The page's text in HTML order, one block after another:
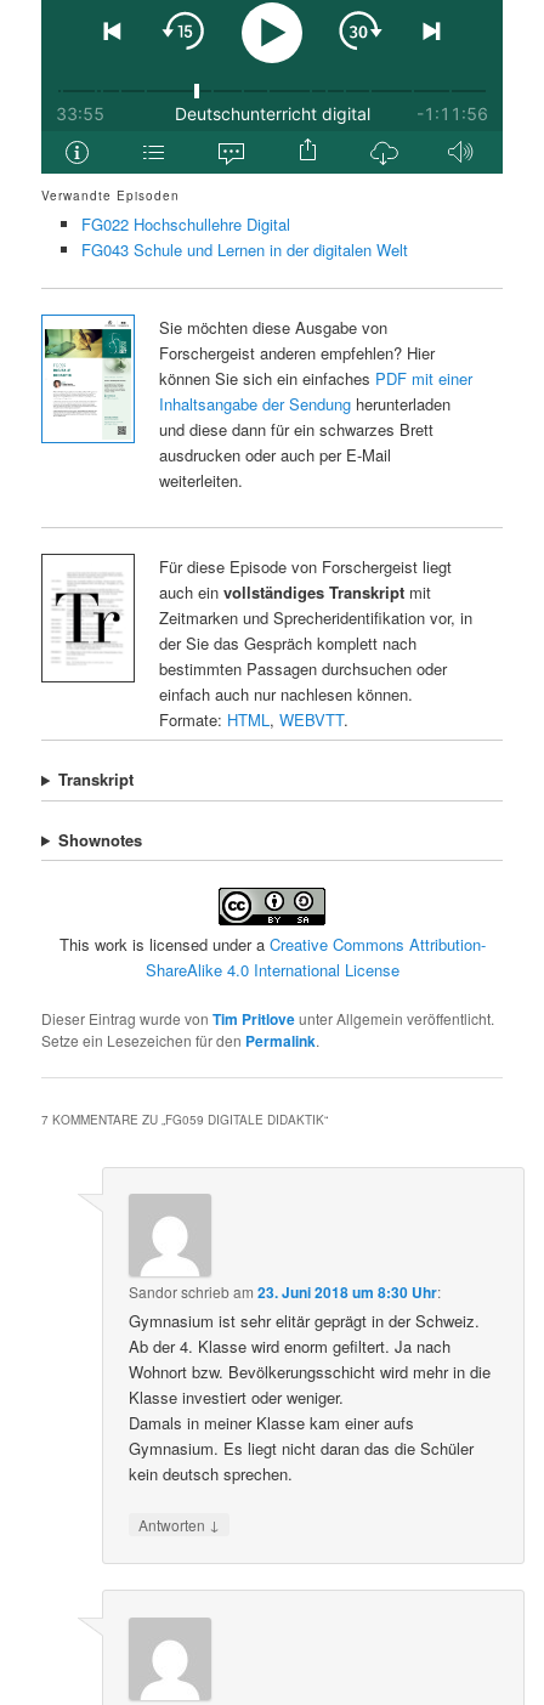
Verwandte Episoden
FG022 Hochschullehre Digital
FG043 Schule und Lernen in der digitalen Welt
Sie möchten diese Ausgabe von
Forschergeist anderen empfehlen? Hier
können Sie sich ein einfaches PDF mit einer
Inhaltsangabe der Sendungherunterladen
und diese dann für ein schwarzes Brett
ausdrucken oder auch per E-Mail
weiterleiten.
Für diese Episode von Forschergeist liegt
auch ein vollständiges Transkriptmit
Zeitmarken und Sprecheridentifikation vor, in
der Sie das Gespräch komplett nach
bestimmten Passagen durchsuchen oder
einfach auch nur nachlesen können.
Formate: HTML , WEBVTT.
Transkript
Shownotes
This work is licensed under a Creative Commons Attribution-
ShareAlike 4.0 International License
Dieser Eintrag wurde vonTim Pritloveunter Allgemein veröffentlicht.
Setze ein Lesezeichen für den Permalink.
7 KOMMENTARE ZU „FG059 DIGITALE DIDAKTIK“
Sandorschriebam23. Juni 2018 um 8:30 Uhr:
Gymnasium ist sehr elitär geprägt in der Schweiz.
Ab der 4. Klasse wird enorm gefiltert. Ja nach
Wohnort bzw. Bevölkerungsschicht wird mehr in die
Klasse investiert oder weniger.
Damals in meiner Klasse kam einer aufs
Gymnasium. Es liegt nicht daran das die Schüler
kein deutsch sprechen.
Antworten ↓